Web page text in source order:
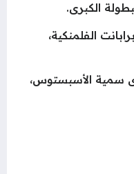
الكبرى.
الفلمنكية،
سمية الأسبستوس،